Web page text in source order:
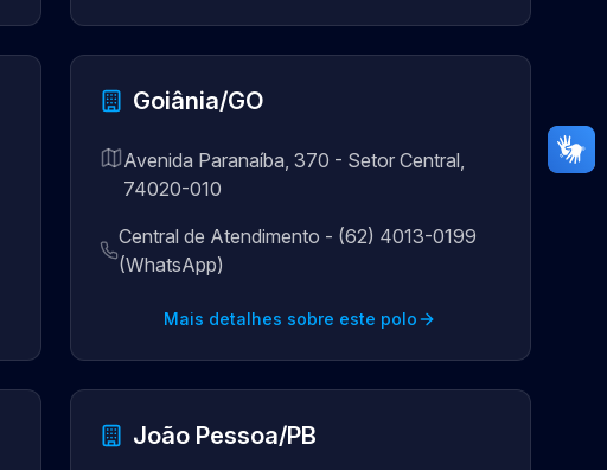
Goiânia/GO
Avenida Paranaíba, 370 - Setor Central,
74020-010
Central de Atendimento - (62) 4013-0199
(WhatsApp)
Mais detalhes sobre este polo
João Pessoa/PB